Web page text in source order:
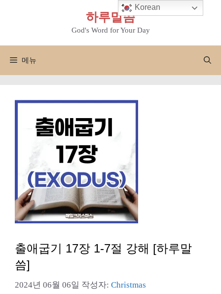
하루말씀
God's Word for Your Day
메뉴
출애굽기 17장 1-7절 강해 [하루말
씀]
2024년 06월 06일 작성자: Christmas
Korean